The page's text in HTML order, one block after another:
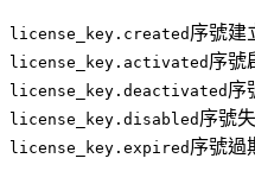
license_key.created 序號建
license_key.activated 序號
license_key.deactivated 序
license_key.disabled 序號
license_key.expired 序號過